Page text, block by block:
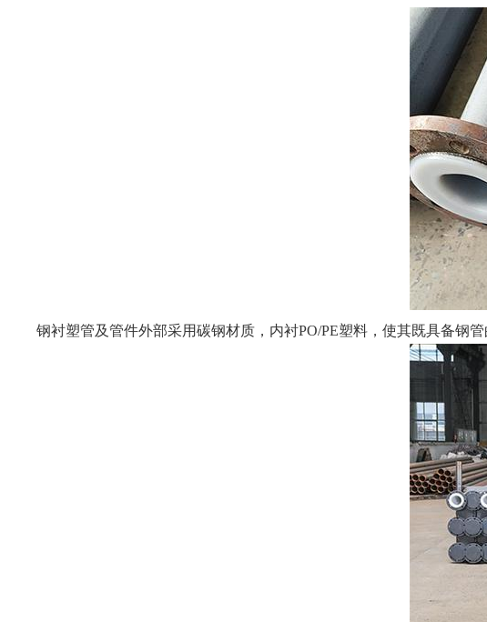
钢衬塑管及管件外部采用碳钢材质，内衬PO/PE塑料，使其既具备钢